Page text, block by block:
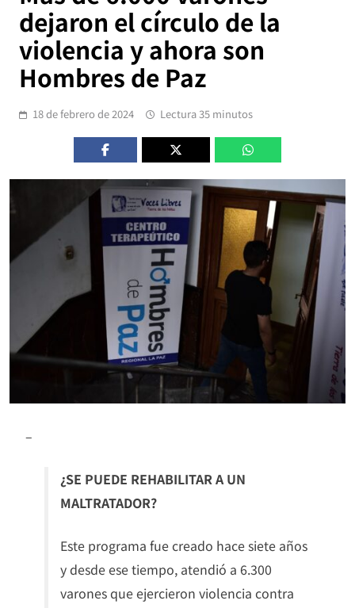
dejaron el círculo de la
violencia y ahora son
Hombres de Paz
18 de febrero de 2024 Lectura 35 minutos
–
¿SE PUEDE REHABILITAR A UN
MALTRATADOR?
Este programa fue creado hace siete años
y desde ese tiempo, atendió a 6.300
varones que ejercieron violencia contra